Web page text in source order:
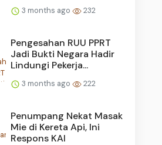
3 months ago 232
Pengesahan RUU PPRT
Jadi Bukti Negara Hadir
Lindungi Pekerja...
3 months ago 222
Penumpang Nekat Masak
Mie di Kereta Api, Ini
Respons KAI